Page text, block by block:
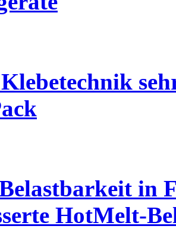
in
HotMelt-